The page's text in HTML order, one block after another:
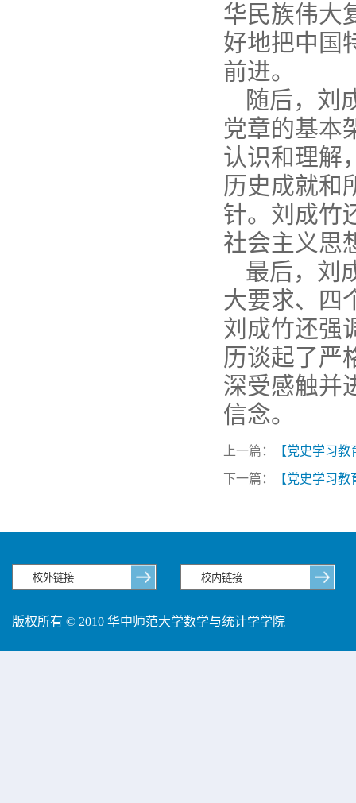
华民族伟大
好地把中国
前进。
随后， 刘
党章的基本
认识和理解
历史成就和
针。 刘成竹
社会主义思
最后， 刘
大要求、四
刘成竹还强
历谈起了严
深受感触并
信念。
上一篇： 【党史学习
下一篇： 【党史学习
版权所有 © 2010 华中师范大学数学与统计学学院